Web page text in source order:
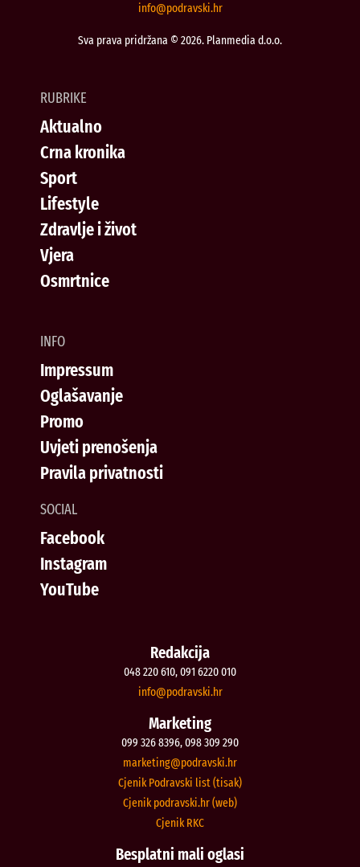
rh.iksvardop
@ofni
Sva prava pridržana © 2026. Planmedia d.o.o.
RUBRIKE
Aktualno
Crna kronika
Sport
Lifestyle
Zdravlje i život
Vjera
Osmrtnice
INFO
Impressum
Oglašavanje
Promo
Uvjeti prenošenja
Pravila privatnosti
SOCIAL
Facebook
Instagram
YouTube
Redakcija
048 220 610, 091 6220 010
rh.iksvardop
@ofni
Marketing
099 326 8396, 098 309 290
rh.iksvardop
@gnitekram
Cjenik Podravski list (tisak)
Cjenik podravski.hr (web)
Cjenik RKC
Besplatni mali oglasi